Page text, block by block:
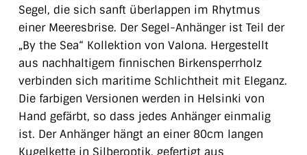
Segel, die sich sanft überlappen im Rhytmus
einer Meeresbrise. Der Segel-Anhänger ist Teil der
„By the Sea“ Kollektion von Valona. Hergestellt
aus nachhaltigem finnischen Birkensperrholz
verbinden sich maritime Schlichtheit mit Eleganz.
Die farbigen Versionen werden in Helsinki von
Hand gefärbt, so dass jedes Anhänger einmalig
ist. Der Anhänger hängt an einer 80cm langen
Kugelkette in Silberoptik, gefertigt aus